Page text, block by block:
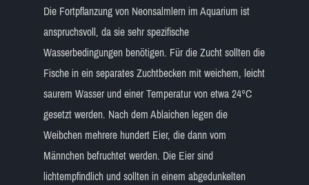
Die Fortpflanzung von Neonsalmlern im Aquarium ist
anspruchsvoll, da sie sehr spezifische
Wasserbedingungen benötigen. Für die Zucht sollten die
Fische in ein separates Zuchtbecken mit weichem, leicht
saurem Wasser und einer Temperatur von etwa 24°C
gesetzt werden. Nach dem Ablaichen legen die
Weibchen mehrere hundert Eier, die dann vom
Männchen befruchtet werden. Die Eier sind
lichtempfindlich und sollten in einem abgedunkelten